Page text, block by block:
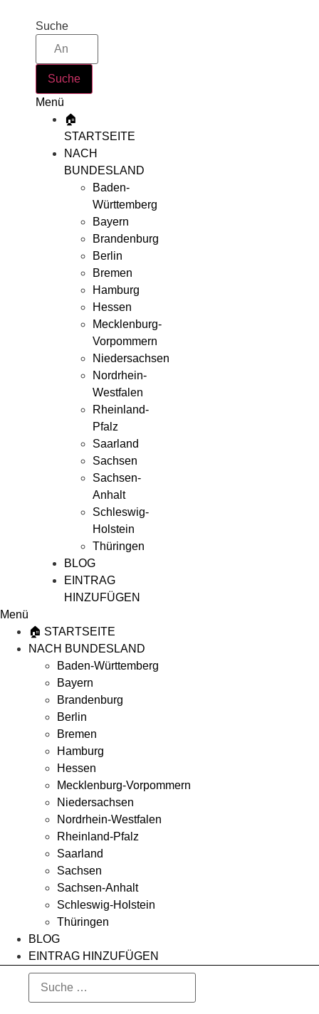
Suche
Suche
Menü
🏠
STARTSEITE
NACH
BUNDESLAND
Baden-
Württemberg
Bayern
Brandenburg
Berlin
Bremen
Hamburg
Hessen
Mecklenburg-
Vorpommern
Niedersachsen
Nordrhein-
Westfalen
Rheinland-
Pfalz
Saarland
Sachsen
Sachsen-
Anhalt
Schleswig-
Holstein
Thüringen
BLOG
EINTRAG
HINZUFÜGEN
Menü
🏠 STARTSEITE
NACH BUNDESLAND
Baden-Württemberg
Bayern
Brandenburg
Berlin
Bremen
Hamburg
Hessen
Mecklenburg-Vorpommern
Niedersachsen
Nordrhein-Westfalen
Rheinland-Pfalz
Saarland
Sachsen
Sachsen-Anhalt
Schleswig-Holstein
Thüringen
BLOG
EINTRAG HINZUFÜGEN